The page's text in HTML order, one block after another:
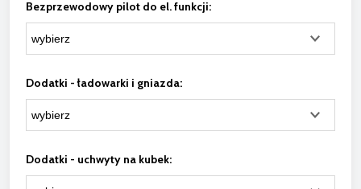
Bezprzewodowy pilot do el. funkcji:
Dodatki - ładowarki i gniazda:
Dodatki - uchwyty na kubek: